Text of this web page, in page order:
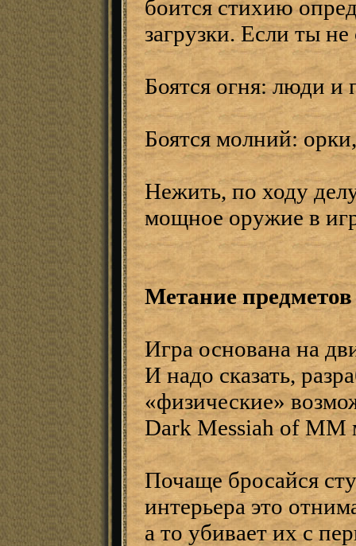
боится стихию
загрузки. Если ты
Боятся огня: люди и
Боятся молний:
Нежить, по ходу
мощное оружие в
Метание предметов
Игра основана на
И надо сказать,
«физические»
Dark Messiah of MM
Почаще бросайся
интерьера это
а то убивает их с